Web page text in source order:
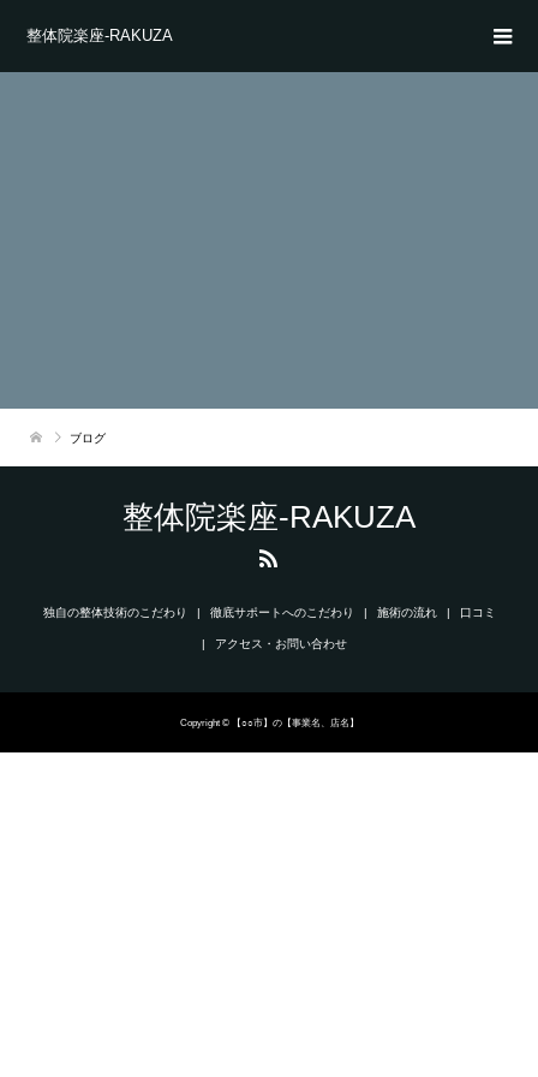
整体院楽座-RAKUZA
ブログ
整体院楽座-RAKUZA
独自の整体技術のこだわり 徹底サポートへのこだわり 施術の流れ 口コミ
アクセス・お問い合わせ
Copyright © 【○○市】の【事業名、店名】